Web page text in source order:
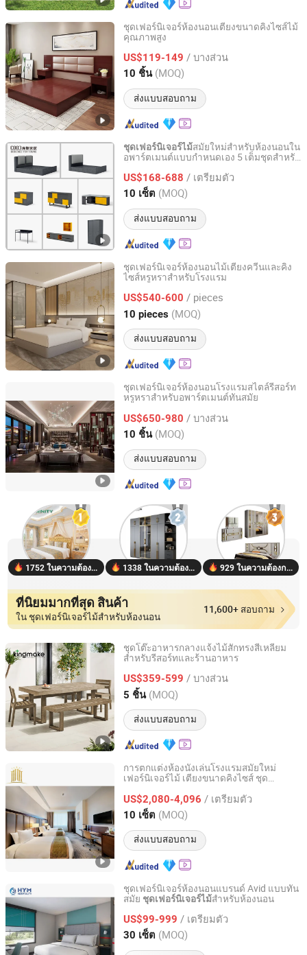
ชุดเฟอร์นิเจอร์ห้องนอนเตียงขนาดคิงไซส์ไม้
คุณภาพสูง
US$119-149 / บางส่วน
10 ชิ้น (MOQ)
ส่งแบบสอบถาม
Shenyang Meizhige Furniture Manufacturing Co., Ltd.
Liaoning, China อัตราจาก 2025
ชุดเฟอร์นิเจอร์ไม้สมัยใหม่สำหรับห้องนอนใน
อพาร์ตเมนต์แบบกำหนดเอง 5 เต็มชุดสำหรับ
US$168-688 / เตรียมตัว
10 เซ็ต (MOQ)
ส่งแบบสอบถาม
Foshan COOC Furniture Co., Ltd.
Guangdong, China อัตราจาก 2026
ชุดเฟอร์นิเจอร์ห้องนอนไม้เตียงควีนและคิง
ไซส์หรูหราสำหรับโรงแรม
US$540-600 / pieces
10 pieces (MOQ)
ส่งแบบสอบถาม
Foshan Xinda Furniture Co., Ltd.
Guangdong, China อัตราจาก 2023
ชุดเฟอร์นิเจอร์ห้องนอนโรงแรมสไตล์รีสอร์ท
หรูหราสำหรับอพาร์ตเมนต์ทันสมัย
US$650-980 / บางส่วน
10 ชิ้น (MOQ)
ส่งแบบสอบถาม
Shanghai Miaolian Industry Co., Ltd.
Shanghai, China อัตราจาก 2023
1752 ในความต้องการ 1338 ในความต้องการ 929 ในความต้องการ
ที่นิยมมากที่สุด สินค้า
ใน ชุดเฟอร์นิเจอร์ไม้สำหรับห้องนอน
11,600+ สอบถาม
ชุดโต๊ะอาหารกลางแจ้งไม้สักทรงสี่เหลี่ยม
สำหรับรีสอร์ทและร้านอาหาร
US$359-599 / บางส่วน
5 ชิ้น (MOQ)
ส่งแบบสอบถาม
Foshan Kingmake Industry Co., Ltd.
Guangdong, China อัตราจาก 2025
การตกแต่งห้องนั่งเล่นโรงแรมสมัยใหม่
เฟอร์นิเจอร์ไม้ เตียงขนาดคิงไซส์ ชุด
US$2,080-4,096 / เตรียมตัว
10 เซ็ต (MOQ)
ส่งแบบสอบถาม
FOSHAN H&P (DUGAO) FURNITURE CO., LTD
Guangdong, China อัตราจาก 2013
ชุดเฟอร์นิเจอร์ห้องนอนแบรนด์ Avid แบบทัน
สมัย ชุดเฟอร์นิเจอร์ไม้สำหรับห้องนอน
US$99-999 / เตรียมตัว
30 เซ็ต (MOQ)
Fuzhou Hyman Hospitality Trading Co., Ltd.
Fujian, China อัตราจาก 2019